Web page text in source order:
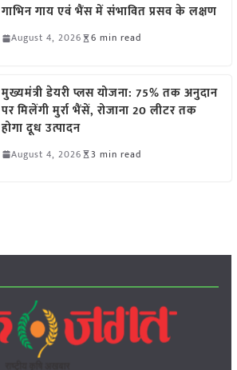
गाभिन गाय एवं भैंस में संभावित प्रसव के लक्षण
August 4, 2026 6 min read
मुख्यमंत्री डेयरी प्लस योजना: 75% तक अनुदान
पर मिलेंगी मुर्रा भैंसें, रोजाना 20 लीटर तक
होगा दूध उत्पादन
August 4, 2026 3 min read